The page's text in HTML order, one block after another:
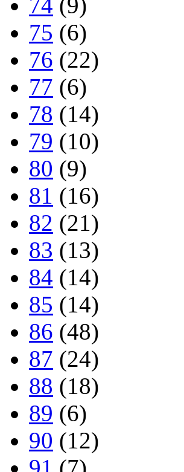
75 (6)
76 (22)
77 (6)
78 (14)
79 (10)
80 (9)
81 (16)
82 (21)
83 (13)
84 (14)
85 (14)
86 (48)
87 (24)
88 (18)
89 (6)
90 (12)